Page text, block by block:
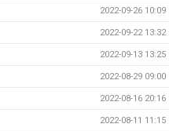
2022-09-26 10:09
2022-09-22 13:32
2022-09-13 13:25
2022-08-29 09:00
2022-08-16 20:16
2022-08-11 11:15